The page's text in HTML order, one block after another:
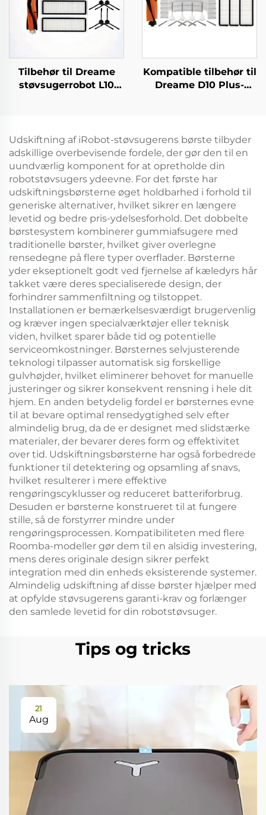
Tilbehør til Dreame
støvsugerrobot L10
mopperklud,
filterdæksel og
støvpose
Kompatible tilbehør til
Dreame D10 Plus-
kantbørste, støvpose
og forbrugsvarer
Udskiftning af iRobot-støvsugerens børste tilbyder
adskillige overbevisende fordele, der gør den til en
uundværlig komponent for at opretholde din
robotstøvsugers ydeevne. For det første har
udskiftningsbørsterne øget holdbarhed i forhold til
generiske alternativer, hvilket sikrer en længere
levetid og bedre pris-ydelsesforhold. Det dobbelte
børstesystem kombinerer gummiafsugere med
traditionelle børster, hvilket giver overlegne
rensedegne på flere typer overflader. Børsterne
yder ekseptionelt godt ved fjernelse af kæledyrs hår
takket være deres specialiserede design, der
forhindrer sammenfiltning og tilstoppet.
Installationen er bemærkelsesværdigt brugervenlig
og kræver ingen specialværktøjer eller teknisk
viden, hvilket sparer både tid og potentielle
serviceomkostninger. Børsternes selvjusterende
teknologi tilpasser automatisk sig forskellige
gulvhøjder, hvilket eliminerer behovet for manuelle
justeringer og sikrer konsekvent rensning i hele dit
hjem. En anden betydelig fordel er børsternes evne
til at bevare optimal rensedygtighed selv efter
almindelig brug, da de er designet med slidstærke
materialer, der bevarer deres form og effektivitet
over tid. Udskiftningsbørsterne har også forbedrede
funktioner til detektering og opsamling af snavs,
hvilket resulterer i mere effektive
rengøringscyklusser og reduceret batteriforbrug.
Desuden er børsterne konstrueret til at fungere
stille, så de forstyrrer mindre under
rengøringsprocessen. Kompatibiliteten med flere
Roomba-modeller gør dem til en alsidig investering,
mens deres originale design sikrer perfekt
integration med din enheds eksisterende systemer.
Almindelig udskiftning af disse børster hjælper med
at opfylde støvsugerens garanti-krav og forlænger
den samlede levetid for din robotstøvsuger.
Tips og tricks
21
Aug